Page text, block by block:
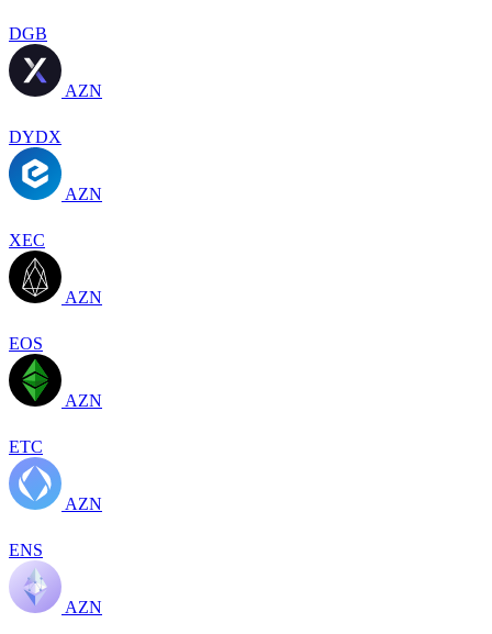
DGB
AZN
DYDX
AZN
XEC
AZN
EOS
AZN
ETC
AZN
ENS
AZN